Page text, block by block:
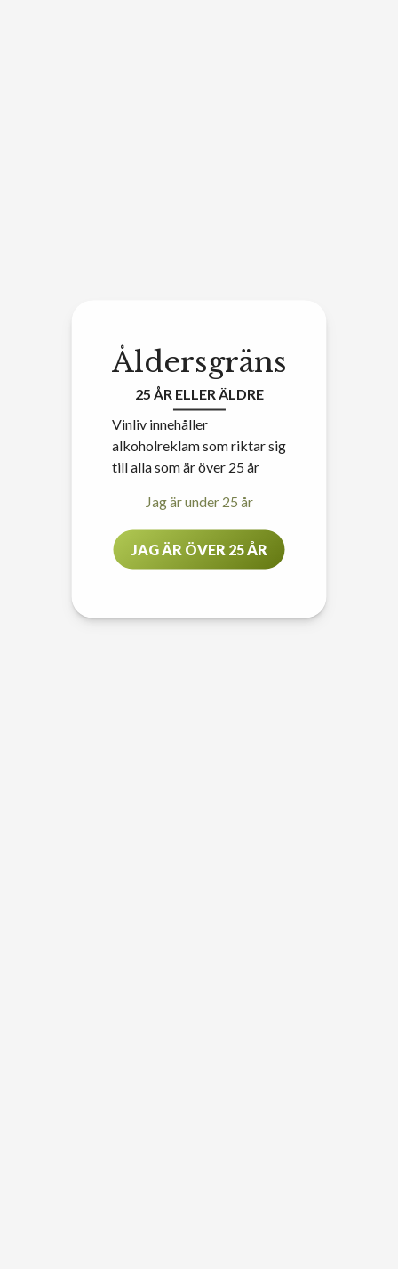
Åldersgräns
25 ÅR ELLER ÄLDRE
Vinliv innehåller
alkoholreklam som riktar sig
till alla som är över 25 år
Jag är under 25 år
JAG ÄR ÖVER 25 ÅR